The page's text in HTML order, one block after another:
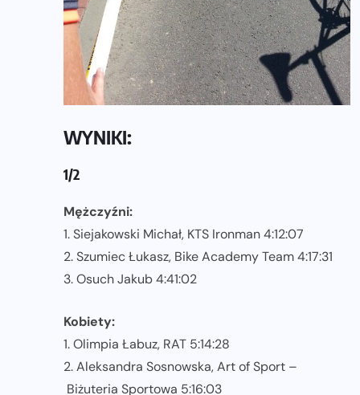
WYNIKI:
1/2
Mężczyźni:
1. Siejakowski Michał, KTS Ironman 4:12:07
2. Szumiec Łukasz, Bike Academy Team 4:17:31
3. Osuch Jakub 4:41:02
Kobiety:
1. Olimpia Łabuz, RAT 5:14:28
2. Aleksandra Sosnowska, Art of Sport –
Biżuteria Sportowa 5:16:03